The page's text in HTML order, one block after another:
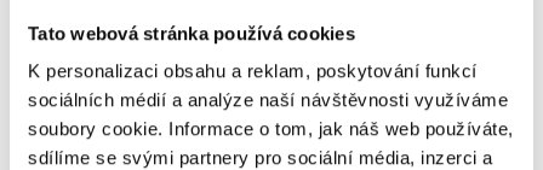
Tato webová stránka používá cookies
K personalizaci obsahu a reklam, poskytování funkcí
sociálních médií a analýze naší návštěvnosti využíváme
soubory cookie. Informace o tom, jak náš web používáte,
sdílíme se svými partnery pro sociální média, inzerci a